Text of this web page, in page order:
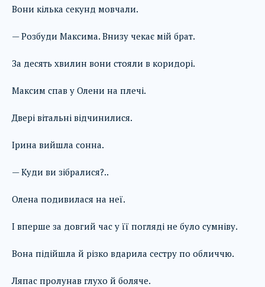
Вони кілька секунд мовчали.
— Розбуди Максима. Внизу чекає мій брат.
За десять хвилин вони стояли в коридорі.
Максим спав у Олени на плечі.
Двері вітальні відчинилися.
Ірина вийшла сонна.
— Куди ви зібралися?..
Олена подивилася на неї.
І вперше за довгий час у її погляді не було сумніву.
Вона підійшла й різко вдарила сестру по обличчю.
Ляпас пролунав глухо й боляче.